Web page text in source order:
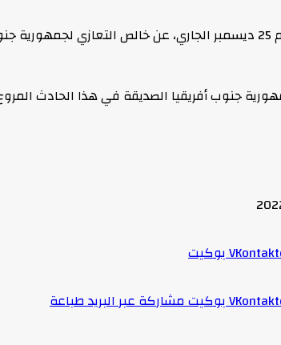
أعربت جمهورية مصر العربية في بيان صادر عن وزارة الخارجية اليوم 25
أفريقيا الصديقة في هذا الحادث المروع،
بوكيت
بوكيتمشاركة عبر البريدطباعة